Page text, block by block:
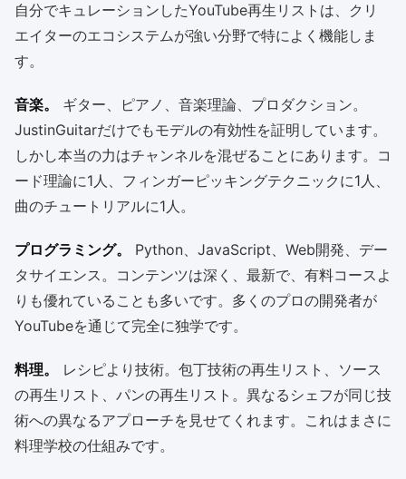
自分でキュレーションしたYouTube再生リストは、クリ
エイターのエコシステムが強い分野で特によく機能しま
す。
音楽。
ギター、ピアノ、音楽理論、プロダクション。
JustinGuitarだけでもモデルの有効性を証明しています。
しかし本当の力はチャンネルを混ぜることにあります。コ
ード理論に1人、フィンガーピッキングテクニックに1人、
曲のチュートリアルに1人。
プログラミング。
Python、JavaScript、Web開発、デー
タサイエンス。コンテンツは深く、最新で、有料コースよ
りも優れていることも多いです。多くのプロの開発者が
YouTubeを通じて完全に独学です。
料理。
レシピより技術。包丁技術の再生リスト、ソース
の再生リスト、パンの再生リスト。異なるシェフが同じ技
術への異なるアプローチを見せてくれます。これはまさに
料理学校の仕組みです。